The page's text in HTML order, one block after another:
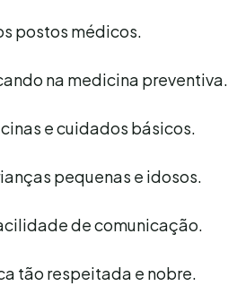
postos médicos.
na medicina preventiva.
e cuidados básicos.
pequenas e idosos.
de comunicação.
tão respeitada e nobre.